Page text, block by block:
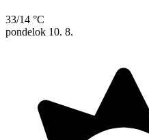
33/14 °C
pondelok 10. 8.